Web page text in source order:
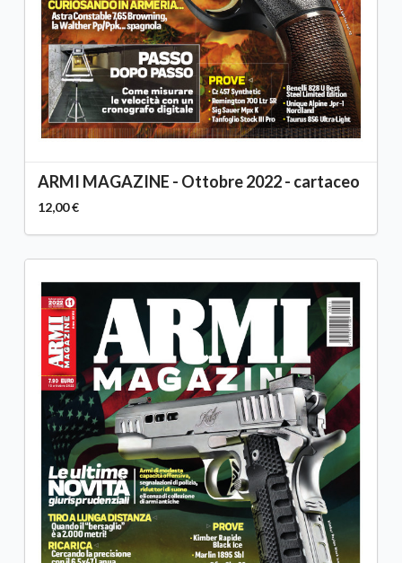
ARMI MAGAZINE - Ottobre 2022 - cartaceo
12,00 €